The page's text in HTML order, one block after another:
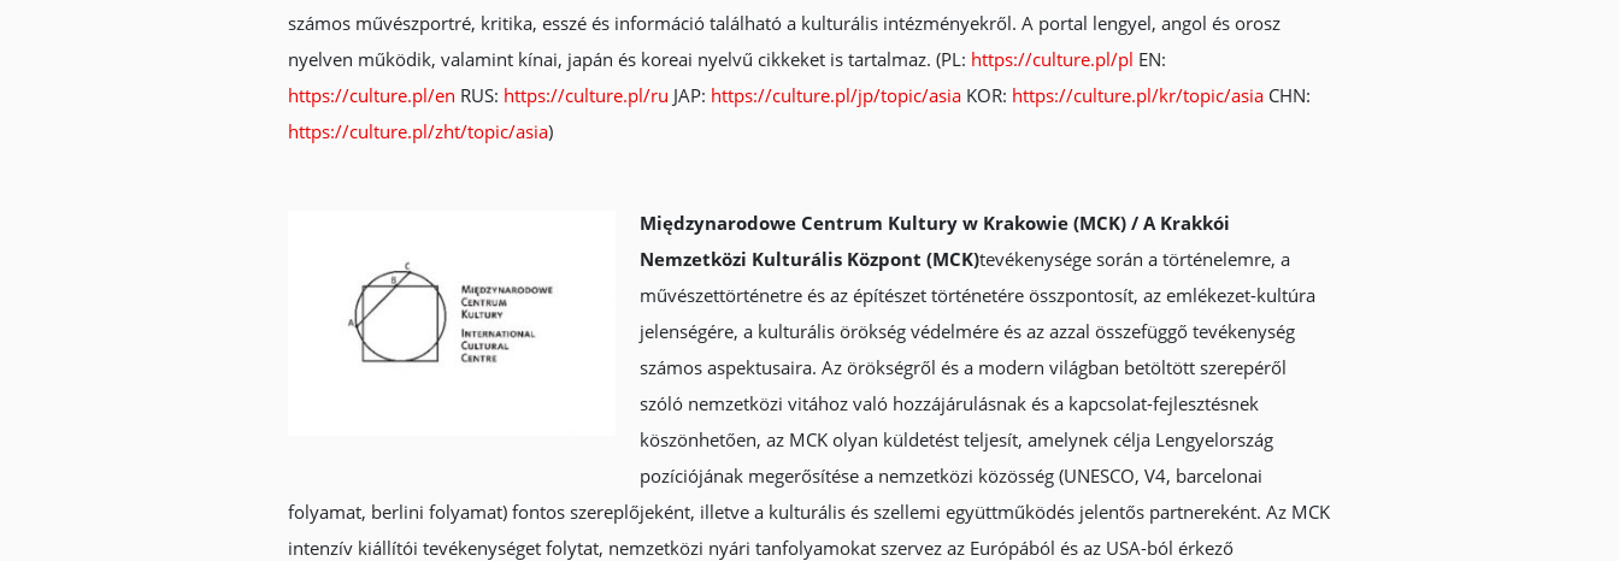
számos művészportré, kritika, esszé és információ található a kulturális intézményekről. A portal lengyel, angol és orosz
nyelven működik, valamint kínai, japán és koreai nyelvű cikkeket is tartalmaz. (PL: https://culture.pl/pl EN:
https://culture.pl/en RUS: https://culture.pl/ru JAP: https://culture.pl/jp/topic/asia KOR: https://culture.pl/kr/topic/asia CHN:
https://culture.pl/zht/topic/asia)
Międzynarodowe Centrum Kultury w Krakowie (MCK) / A Krakkói
Nemzetközi Kulturális Központ (MCK)tevékenysége során a történelemre, a
művészettörténetre és az építészet történetére összpontosít, az emlékezet-kultúra
jelenségére, a kulturális örökség védelmére és az azzal összefüggő tevékenység
számos aspektusaira. Az örökségről és a modern világban betöltött szerepéről
szóló nemzetközi vitához való hozzájárulásnak és a kapcsolat-fejlesztésnek
köszönhetően, az MCK olyan küldetést teljesít, amelynek célja Lengyelország
pozíciójának megerősítése a nemzetközi közösség (UNESCO, V4, barcelonai
folyamat, berlini folyamat) fontos szereplőjeként, illetve a kulturális és szellemi együttműködés jelentős partnereként. Az MCK
intenzív kiállítói tevékenységet folytat, nemzetközi nyári tanfolyamokat szervez az Európából és az USA-ból érkező